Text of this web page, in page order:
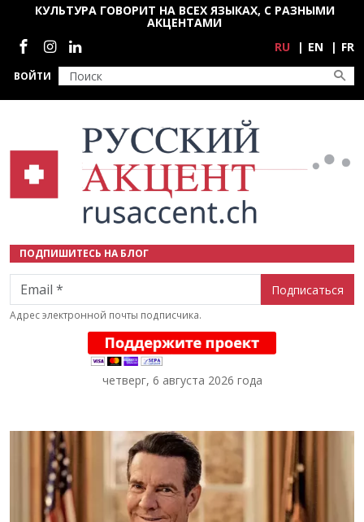
Перейти к основному содержанию
ВОЙТИ
КУЛЬТУРА ГОВОРИТ НА ВСЕХ ЯЗЫКАХ, С РАЗНЫМИ
АКЦЕНТАМИ
Социальные сети
RU EN FR
ПОДПИШИТЕСЬ НА БЛОГ
Email
Адрес электронной почты подписчика.
четверг, 6 августа 2026 года